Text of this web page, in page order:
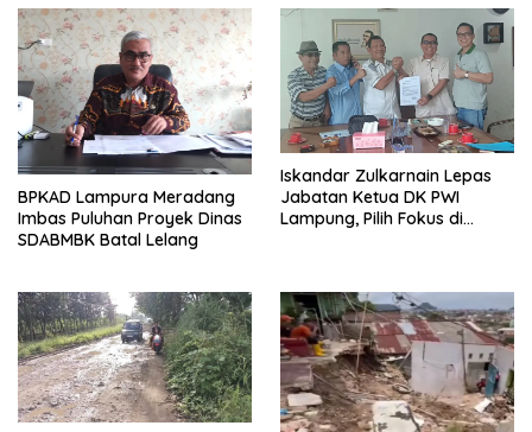
BPKAD Lampura Meradang
Imbas Puluhan Proyek Dinas
SDABMBK Batal Lelang
Iskandar Zulkarnain Lepas
Jabatan Ketua DK PWI
Lampung, Pilih Fokus di